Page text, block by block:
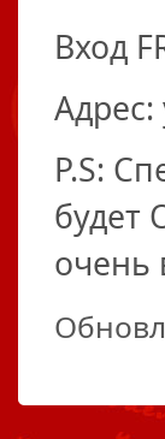
Вход
Адрес:
P.S:
будет
очень